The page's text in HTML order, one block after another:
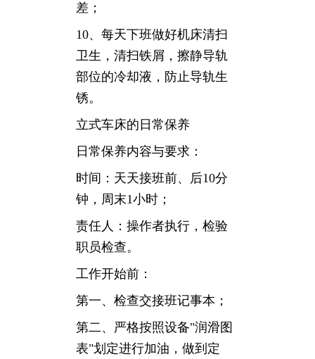
差；
10、每天下班做好机床清扫
卫生，清扫铁屑，擦静导轨
部位的冷却液，防止导轨生
锈。
立式车床的日常保养
日常保养内容与要求：
时间：天天接班前、后10分
钟，周末1小时；
责任人：操作者执行，检验
职员检查。
工作开始前：
第一、检查交接班记事本；
第二、严格按照设备"润滑图
表"划定进行加油，做到定